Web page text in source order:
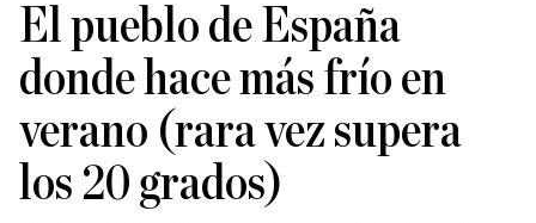
El pueblo de España
donde hace más frío en
verano (rara vez supera
los 20 grados)